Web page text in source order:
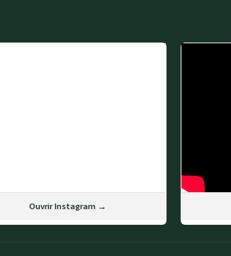
Ouvrir Instagram →